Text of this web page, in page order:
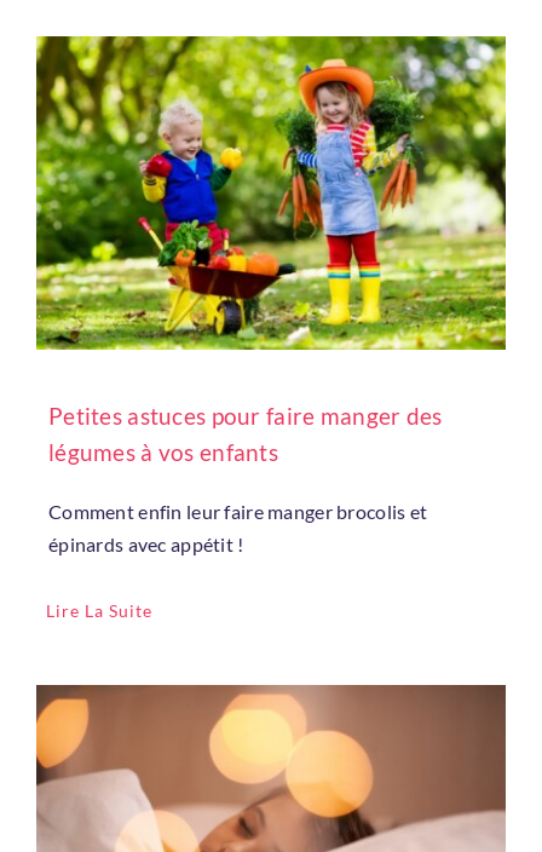
Petites astuces pour faire manger des
légumes à vos enfants
Comment enfin leur faire manger brocolis et
épinards avec appétit !
Lire La Suite